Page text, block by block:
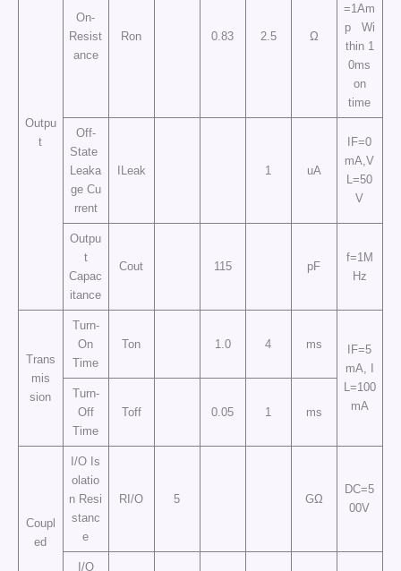
Outpu
t
On-
Resist
ance
Ron 0.83 2.5 Ω
=1Am
p Wi
thin 1
0ms
on
time
Off-
State
Leaka
ge Cu
rrent
ILeak 1 uA
IF=0
mA,V
L=50
V
Outpu
t
Capac
itance
Cout 115 pF
f=1M
Hz
Trans
mis
sion
Turn-
On
Time
Ton 1.0 4 ms
IF=5
mA, I
L=100
mA
Turn-
Off
Time
Toff 0.05 1 ms
Coupl
ed
I/O Is
olatio
n Resi
stanc
e
RI/O 5 GΩ
DC=5
00V
I/O